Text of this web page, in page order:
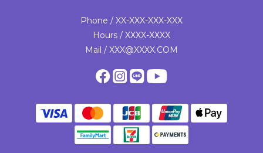
Phone / XX-XXX-XXX-XXX
Hours / XXXX-XXXX
Mail / XXX@XXXX.COM